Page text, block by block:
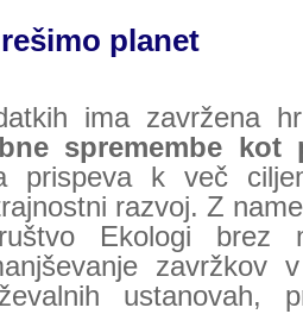
planet
ima zavržena
spremembe kot
prispeva k več
razvoj. Z
Ekologi brez
zavržkov
ustanovah,